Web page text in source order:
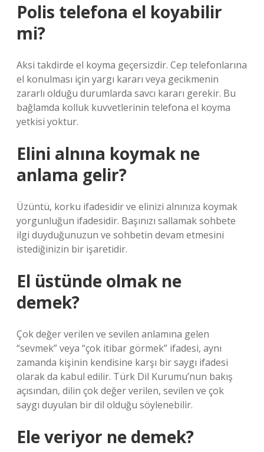
Polis telefona el koyabilir
mi?
Aksi takdirde el koyma geçersizdir. Cep telefonlarına
el konulması için yargı kararı veya gecikmenin
zararlı olduğu durumlarda savcı kararı gerekir. Bu
bağlamda kolluk kuvvetlerinin telefona el koyma
yetkisi yoktur.
Elini alnına koymak ne
anlama gelir?
Üzüntü, korku ifadesidir ve elinizi alnınıza koymak
yorgunluğun ifadesidir. Başınızı sallamak sohbete
ilgi duyduğunuzun ve sohbetin devam etmesini
istediğinizin bir işaretidir.
El üstünde olmak ne
demek?
Çok değer verilen ve sevilen anlamına gelen
“sevmek” veya “çok itibar görmek” ifadesi, aynı
zamanda kişinin kendisine karşı bir saygı ifadesi
olarak da kabul edilir. Türk Dil Kurumu’nun bakış
açısından, dilin çok değer verilen, sevilen ve çok
saygı duyulan bir dil olduğu söylenebilir.
Ele veriyor ne demek?